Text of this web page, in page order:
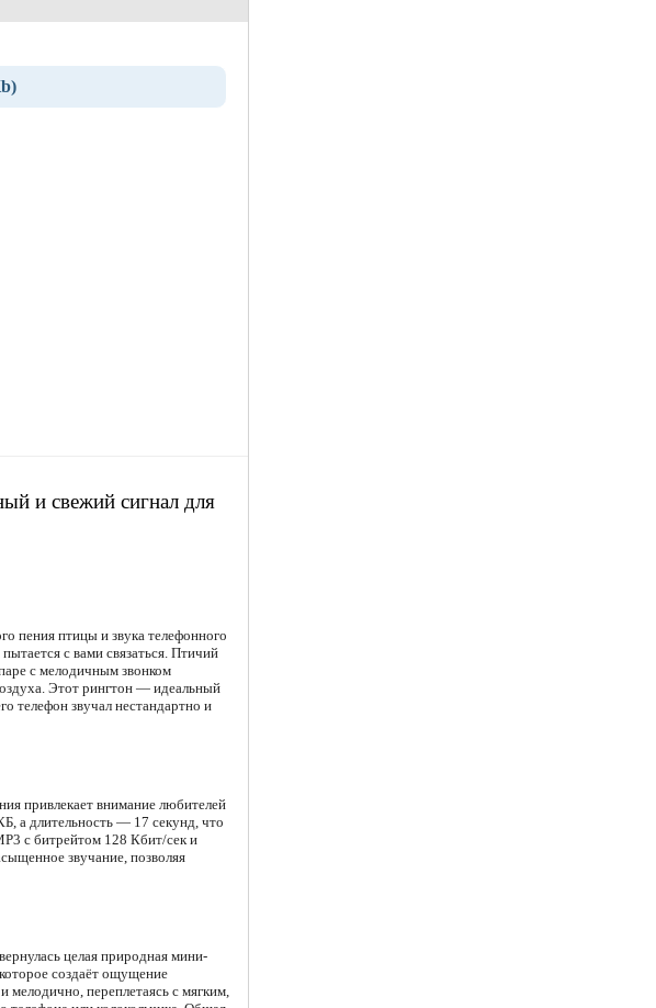
и свежий сигнал для
пения птицы и звука телефонного
с вами связаться. Птичий
с мелодичным звонком
Этот рингтон — идеальный
телефон звучал нестандартно и
привлекает внимание любителей
а длительность — 17 секунд, что
с битрейтом 128 Кбит/сек и
звучание, позволяя
целая природная мини-
создаёт ощущение
мелодично, переплетаясь с мягким,